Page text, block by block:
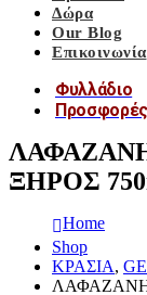
Δώρα
Our Blog
Επικοινωνία
Φυλλάδιο
Προσφορές
ΞΗΡΟΣ
Home
Shop
ΚΡΑΣΙΑ,
ΛΑΦΑΖΑΝΗ